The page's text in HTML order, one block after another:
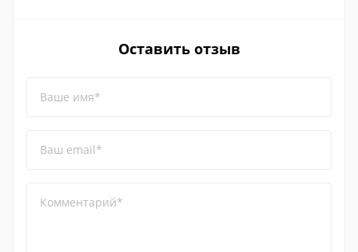
Оставить отзыв
Ваше имя*
Ваш email*
Комментарий*